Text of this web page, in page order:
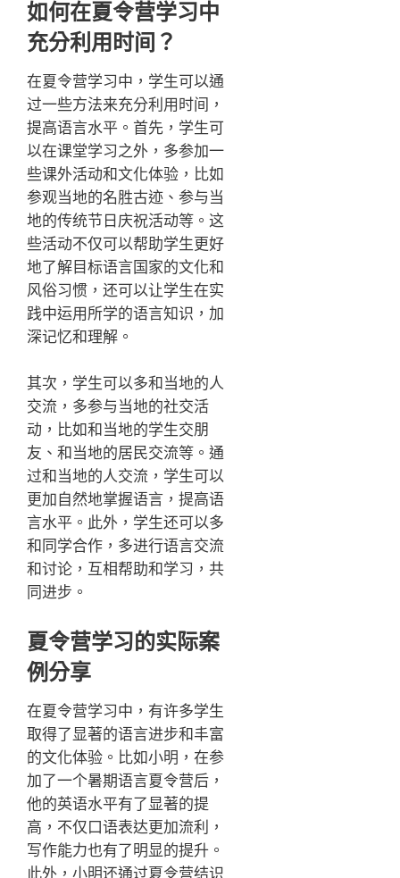
如何在夏令营学习中
充分利用时间？
在夏令营学习中，学生可以通
过一些方法来充分利用时间，
提高语言水平。首先，学生可
以在课堂学习之外，多参加一
些课外活动和文化体验，比如
参观当地的名胜古迹、参与当
地的传统节日庆祝活动等。这
些活动不仅可以帮助学生更好
地了解目标语言国家的文化和
风俗习惯，还可以让学生在实
践中运用所学的语言知识，加
深记忆和理解。
其次，学生可以多和当地的人
交流，多参与当地的社交活
动，比如和当地的学生交朋
友、和当地的居民交流等。通
过和当地的人交流，学生可以
更加自然地掌握语言，提高语
言水平。此外，学生还可以多
和同学合作，多进行语言交流
和讨论，互相帮助和学习，共
同进步。
夏令营学习的实际案
例分享
在夏令营学习中，有许多学生
取得了显著的语言进步和丰富
的文化体验。比如小明，在参
加了一个暑期语言夏令营后，
他的英语水平有了显著的提
高，不仅口语表达更加流利，
写作能力也有了明显的提升。
此外，小明还通过夏令营结识